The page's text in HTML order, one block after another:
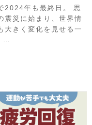
2024年も最終日。 思
震災に始まり、世界情
大きく変化を見せる一
…